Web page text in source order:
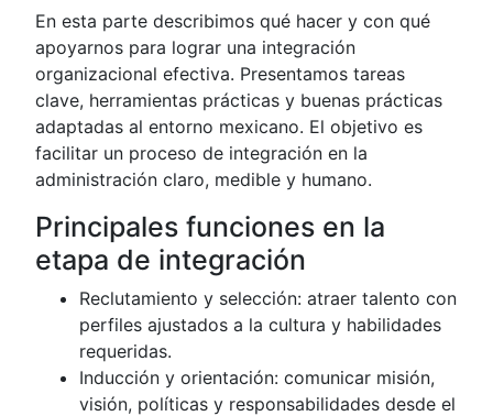
En esta parte describimos qué hacer y con qué
apoyarnos para lograr una integración
organizacional efectiva. Presentamos tareas
clave, herramientas prácticas y buenas prácticas
adaptadas al entorno mexicano. El objetivo es
facilitar un proceso de integración en la
administración claro, medible y humano.
Principales funciones en la
etapa de integración
Reclutamiento y selección: atraer talento con
perfiles ajustados a la cultura y habilidades
requeridas.
Inducción y orientación: comunicar misión,
visión, políticas y responsabilidades desde el